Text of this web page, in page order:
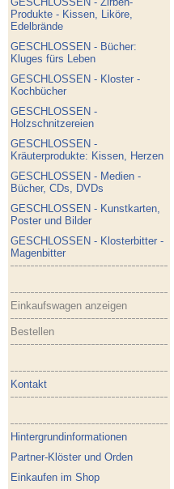
Produkte - Kissen, Liköre,
Edelbrände
GESCHLOSSEN - Bücher:
Kluges fürs Leben
GESCHLOSSEN - Kloster -
Kochbücher
GESCHLOSSEN -
Holzschnitzereien
GESCHLOSSEN -
Kräuterprodukte: Kissen, Herzen
GESCHLOSSEN - Medien -
Bücher, CDs, DVDs
GESCHLOSSEN - Kunstkarten,
Poster und Bilder
GESCHLOSSEN - Klosterbitter -
Magenbitter
Einkaufswagen anzeigen
Bestellen
Kontakt
Hintergrundinformationen
Partner-Klöster und Orden
Einkaufen im Shop